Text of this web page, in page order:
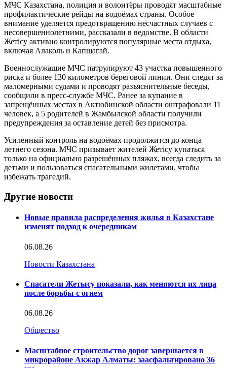
МЧС Казахстана, полиция и волонтёры проводят масштабные
профилактические рейды на водоёмах страны. Особое
внимание уделяется предотвращению несчастных случаев с
несовершеннолетними, рассказали в ведомстве. В области
Жетісу активно контролируются популярные места отдыха,
включая Алаколь и Капшагай.
Военнослужащие МЧС патрулируют 43 участка повышенного
риска и более 130 километров береговой линии. Они следят за
маломерными судами и проводят разъяснительные беседы,
сообщили в пресс-службе МЧС. Ранее за купание в
запрещённых местах в Актюбинской области оштрафовали 11
человек, а 5 родителей в Жамбылской области получили
предупреждения за оставление детей без присмотра.
Усиленный контроль на водоёмах продолжится до конца
летнего сезона. МЧС призывает жителей Жетісу купаться
только на официально разрешённых пляжах, всегда следить за
детьми и пользоваться спасательными жилетами, чтобы
избежать трагедий.
Другие новости
Новые правила распределения жилья в Казахстане
изменят подход к очередникам
06.08.26
Новости Казахстана
Спасатели Жетысу показали, как меняются их лица
после борьбы с огнем
06.08.26
Общество
Масштабное строительство дорог завершается в
микрорайоне Акжар Алматы: заасфальтировано 36